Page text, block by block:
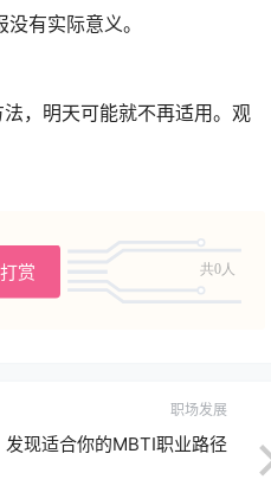
有实际意义。
，明天可能就不再适用。观
赏 共0人
职场发展
发现适合你的MBTI职业路径